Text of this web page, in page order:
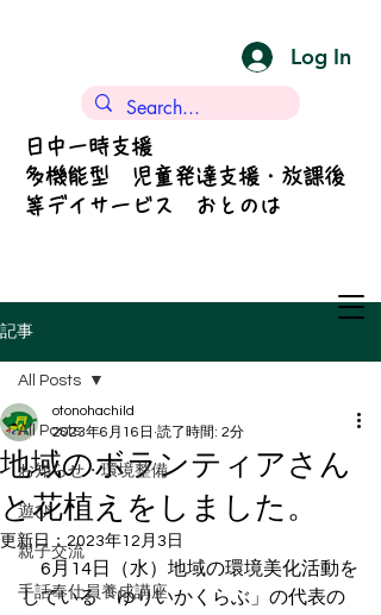
Log In
日中一時支援
多機能型 児童発達支援・放課後
等デイサービス おとのは
記事
All Posts
お知らせ・環境整備
遊び
親子交流
手話奉仕員養成講座
All Posts
地域のボランティアさん
と花植えをしました。
otonohachild
2023年6月16日 読了時間: 2分
更新日： 2023年12月3日
6月14日（水）地域の環境美化活動を
している「ゆりいかくらぶ」の代表の